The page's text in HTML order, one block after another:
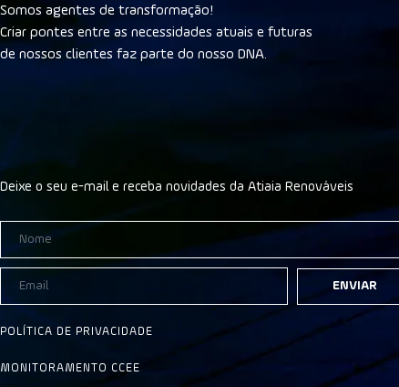
Somos agentes de transformação!
Criar pontes entre as necessidades atuais e futuras
de nossos clientes faz parte do nosso DNA.
Deixe o seu e-mail e receba novidades da Atiaia Renováveis
ENVIAR
POLÍTICA DE PRIVACIDADE
MONITORAMENTO CCEE